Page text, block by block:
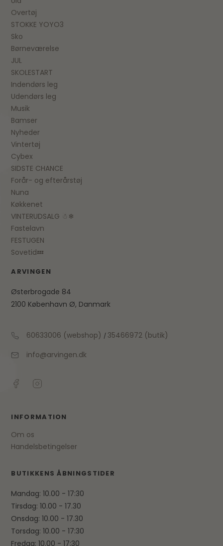
Overtøj
STOKKE YOYO3
Sko
Børneværelse
JUL
SKOLESTART
Indendørs leg
Udendørs leg
Musik
Bamser
Nyheder
Vintertøj
Cybex
SIDSTE CHANCE
Forår- og efterårstøj
Nuna
Køkkenet
VINTERUDSALG ☃❄
Fastelavn
FESTUGEN
Sovetid💤
ARVINGEN
Østerbrogade 84
2100 København Ø, Danmark
60633006 (webshop) / 35466972 (butik)
info@arvingen.dk
INFORMATION
Om os
Handelsbetingelser
BUTIKKENS ÅBNINGSTIDER
Mandag: 10.00 - 17:30
Tirsdag: 10.00 - 17.30
Onsdag: 10.00 - 17.30
Torsdag: 10.00 - 17:30
Fredag: 10.00 - 17:30